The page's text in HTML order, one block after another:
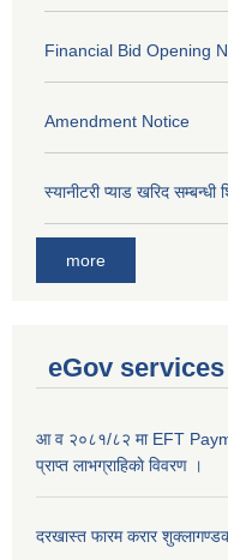
Financial Bid Opening
Amendment Notice
स्यानीटरी प्याड खरिद
more
eGov services
आ व २०८१/८२ मा EFT
प्राप्त लाभग्राहिकाे विवरण ।
दरखास्त फारम करार